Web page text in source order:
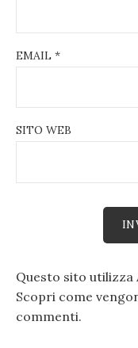
EMAIL *
SITO WEB
Questo sito
Scopri come
commenti.